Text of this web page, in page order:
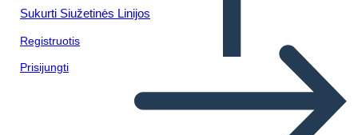
Sukurti Siužetinės Linijos
Registruotis
Prisijungti